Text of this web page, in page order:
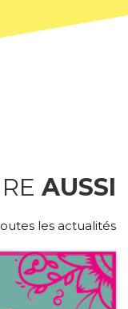
AUSSI
les actualités